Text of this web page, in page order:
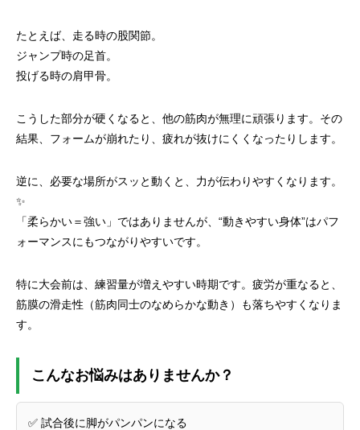
たとえば、走る時の股関節。
ジャンプ時の足首。
投げる時の肩甲骨。
こうした部分が硬くなると、他の筋肉が無理に頑張ります。その
結果、フォームが崩れたり、疲れが抜けにくくなったりします。
逆に、必要な場所がスッと動くと、力が伝わりやすくなります。
✨
「柔らかい＝強い」ではありませんが、“動きやすい身体”はパフ
ォーマンスにもつながりやすいです。
特に大会前は、練習量が増えやすい時期です。疲労が重なると、
筋膜の滑走性（筋肉同士のなめらかな動き）も落ちやすくなりま
す。
こんなお悩みはありませんか？
✅ 試合後に脚がパンパンになる